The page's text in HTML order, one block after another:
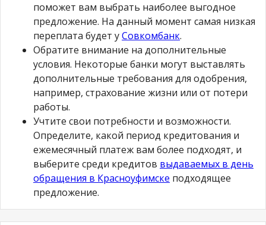
поможет вам выбрать наиболее выгодное
предложение. На данный момент самая низкая
переплата будет уСовкомбанк.
Обратите внимание на дополнительные
условия. Некоторые банки могут выставлять
дополнительные требования для одобрения,
например, страхование жизни или от потери
работы.
Учтите свои потребности и возможности.
Определите, какой период кредитования и
ежемесячный платеж вам более подходят, и
выберите среди кредитов выдаваемых в день
обращения в Красноуфимске подходящее
предложение.